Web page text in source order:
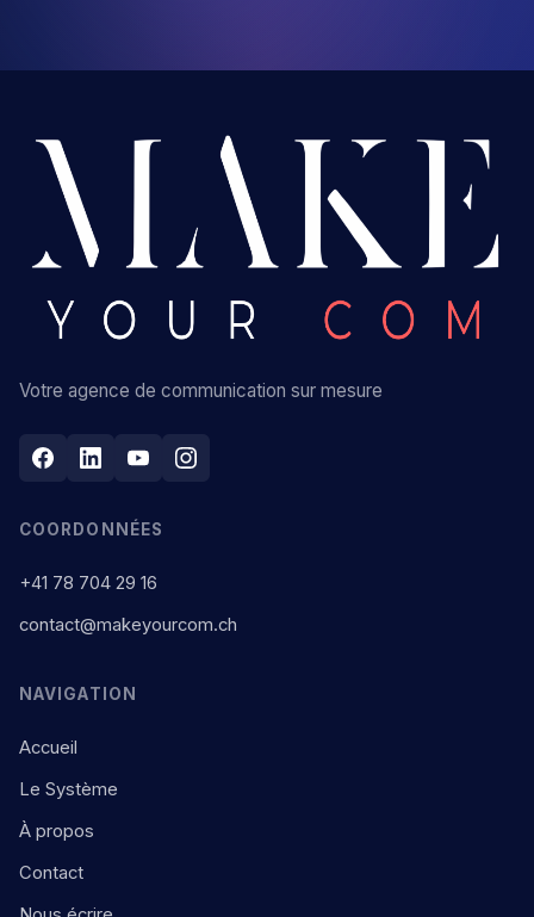
Votre agence de communication sur mesure
COORDONNÉES
+41 78 704 29 16
contact@makeyourcom.ch
NAVIGATION
Accueil
Le Système
À propos
Contact